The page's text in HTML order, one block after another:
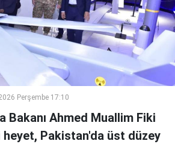
Perşembe 17:10
Bakanı Ahmed Muallim Fiki
heyet, Pakistan'da üst düzey